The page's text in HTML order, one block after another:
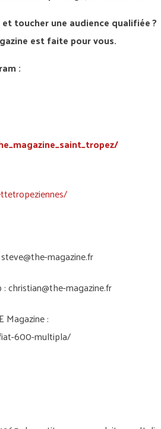
toucher une audience qualifiée ?
est faite pour vous.
:
magazine.fr
christian@the-magazine.fr
Magazine :
600-multipla/